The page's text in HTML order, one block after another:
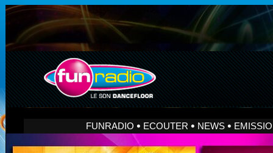
FUNRADIO ECOUTER NEWS